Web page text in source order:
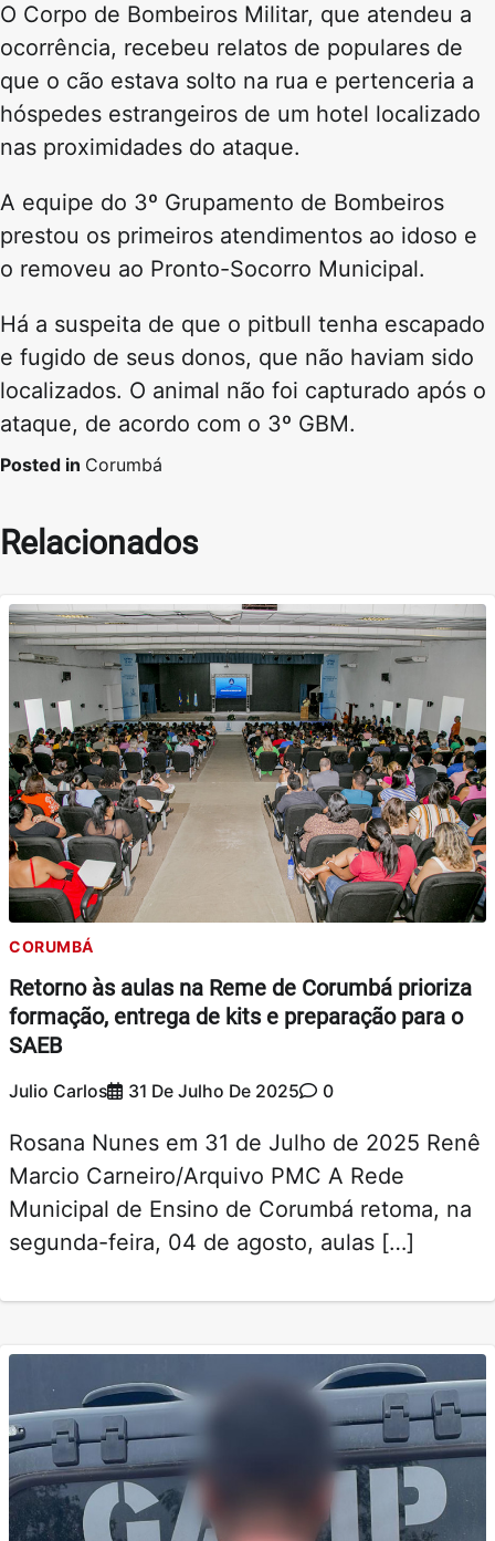
O Corpo de Bombeiros Militar, que atendeu a
ocorrência, recebeu relatos de populares de
que o cão estava solto na rua e pertenceria a
hóspedes estrangeiros de um hotel localizado
nas proximidades do ataque.
A equipe do 3º Grupamento de Bombeiros
prestou os primeiros atendimentos ao idoso e
o removeu ao Pronto-Socorro Municipal.
Há a suspeita de que o pitbull tenha escapado
e fugido de seus donos, que não haviam sido
localizados. O animal não foi capturado após o
ataque, de acordo com o 3º GBM.
Posted in Corumbá
Relacionados
CORUMBÁ
Retorno às aulas na Reme de Corumbá prioriza
formação, entrega de kits e preparação para o
SAEB
Julio Carlos 31 De Julho De 2025 0
Rosana Nunes em 31 de Julho de 2025 Renê
Marcio Carneiro/Arquivo PMC A Rede
Municipal de Ensino de Corumbá retoma, na
segunda-feira, 04 de agosto, aulas […]